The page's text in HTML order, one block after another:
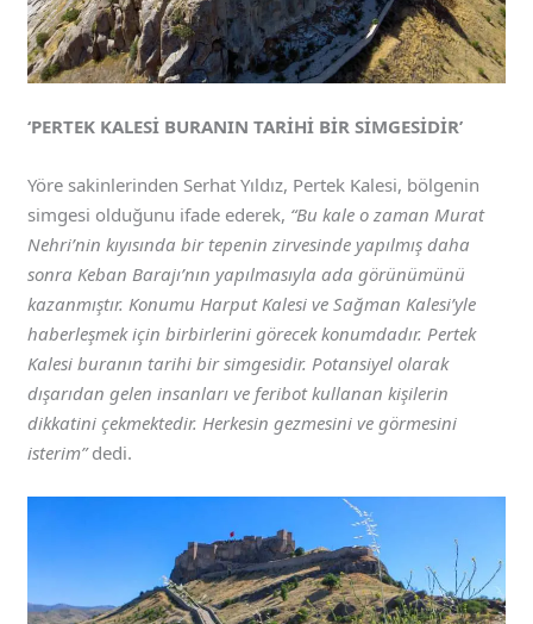
‘PERTEK KALESİ BURANIN TARİHİ BİR SİMGESİDİR’
Yöre sakinlerinden Serhat Yıldız, Pertek Kalesi, bölgenin
simgesi olduğunu ifade ederek, “Bu kale o zaman Murat
Nehri’nin kıyısında bir tepenin zirvesinde yapılmış daha
sonra Keban Barajı’nın yapılmasıyla ada görünümünü
kazanmıştır. Konumu Harput Kalesi ve Sağman Kalesi’yle
haberleşmek için birbirlerini görecek konumdadır. Pertek
Kalesi buranın tarihi bir simgesidir. Potansiyel olarak
dışarıdan gelen insanları ve feribot kullanan kişilerin
dikkatini çekmektedir. Herkesin gezmesini ve görmesini
isterim”dedi.